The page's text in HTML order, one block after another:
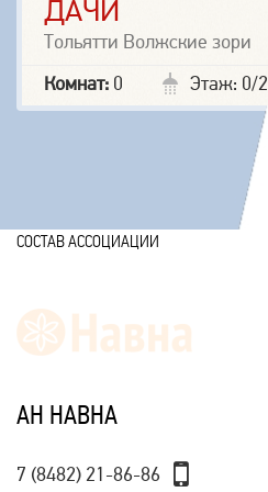
ДАЧИ
Тольятти Волжские зори
Комнат: 0 Этаж: 0/2
СОСТАВ АССОЦИАЦИИ
АН НАВНА
7 (8482) 21-86-86